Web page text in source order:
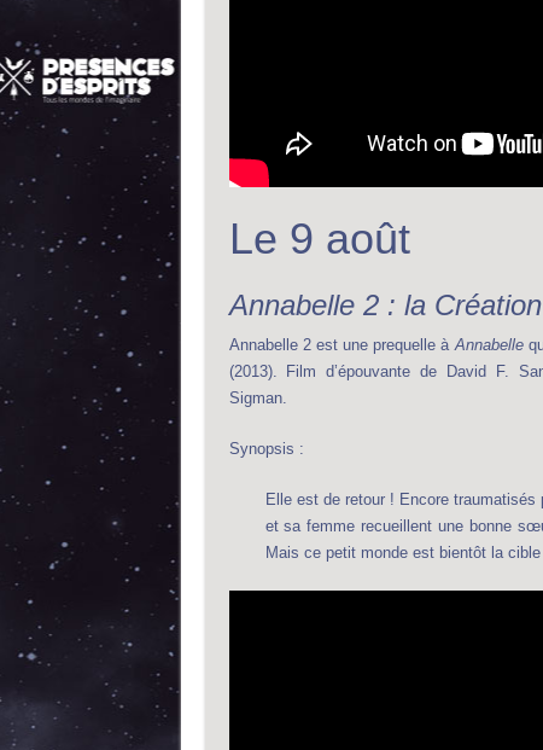
Le 9 août
Annabelle 2 : la
Annabelle 2 est une prequelle àAnnabelle
(2013). Film d’épouvante de David F.
Sigman.
Synopsis :
Elle est de retour ! Encore
et sa femme recueillent une bonne
Mais ce petit monde est bientôt la